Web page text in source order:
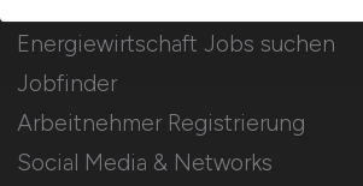
Energiewirtschaft Jobs suchen
Jobfinder
Arbeitnehmer Registrierung
Social Media & Networks